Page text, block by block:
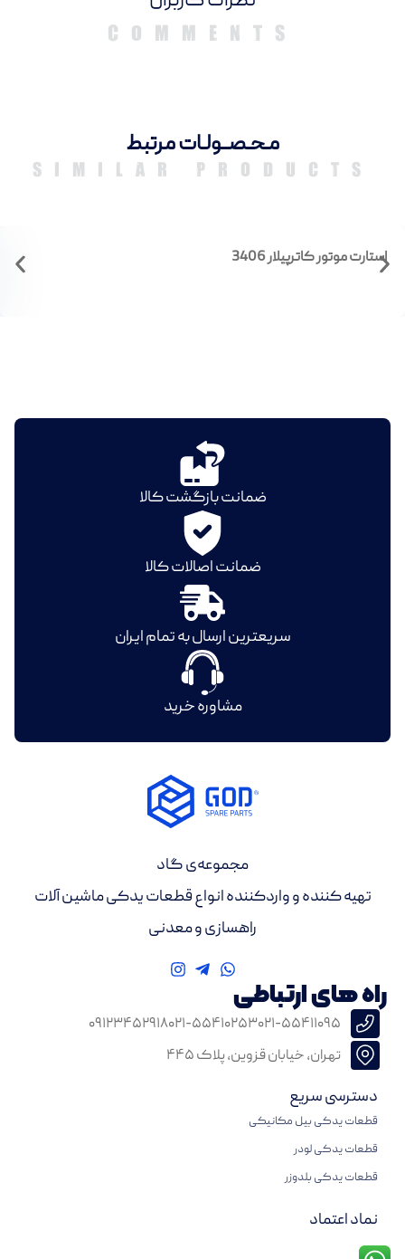
مـحـصــولـات مرتبط
SIMILAR PRODUCTS
استارت موتور کاترپیلار 3406
ضمانت بازگشت کالا
ضمانت اصالات کالا
سریعترین ارسال به تمام ایران
مشاوره خرید
راه های ارتباطی
۰۲۱-۵۵۴۱۱۰۹۵۰۲۱-۵۵۴۱۰۲۵۳۰۹۱۲۳۴۵۲۹۱۸
تهران، خیابان قزوین، پلاک ۴۴۵
مجموعه‌ی گاد
تهیه کننده و واردکننده انواع قطعات یدکی ماشین آلات
راهسازی و معدنی
دسترسی سریع
قطعات یدکی بیل مکانیکی
قطعات یدکی لودر
قطعات یدکی بلدوزر
نماد اعتماد